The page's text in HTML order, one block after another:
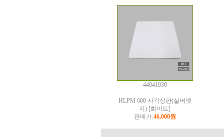
44041030
HLPM 600 사각상판(실버엣
지) [화이트]
판매가:46,000원